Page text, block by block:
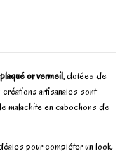
or vermeil, dotées de
artisanales sont
malachite en cabochons de
pour compléter un look